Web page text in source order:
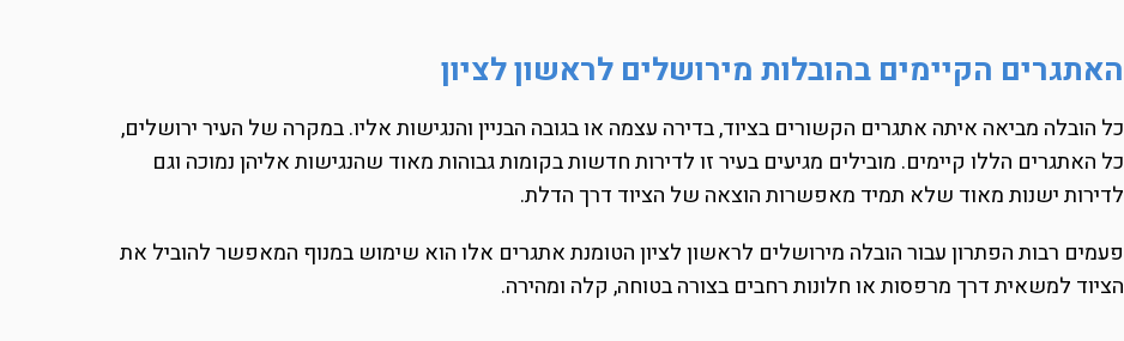
האתגרים הקיימים בהובלות מירושלים לראשון לציון
כל הובלה מביאה איתה אתגרים הקשורים בציוד, בדירה עצמה או בגובה הבניין והנגישות אליו. במקרה של העיר ירושלים,
כל האתגרים הללו קיימים. מובילים מגיעים בעיר זו לדירות חדשות בקומות גבוהות מאוד שהנגישות אליהן נמוכה וגם
לדירות ישנות מאוד שלא תמיד מאפשרות הוצאה של הציוד דרך הדלת.
פעמים רבות הפתרון עבור הובלה מירושלים לראשון לציון הטומנת אתגרים אלו הוא שימוש במנוף המאפשר להוביל את
הציוד למשאית דרך מרפסות או חלונות רחבים בצורה בטוחה, קלה ומהירה.